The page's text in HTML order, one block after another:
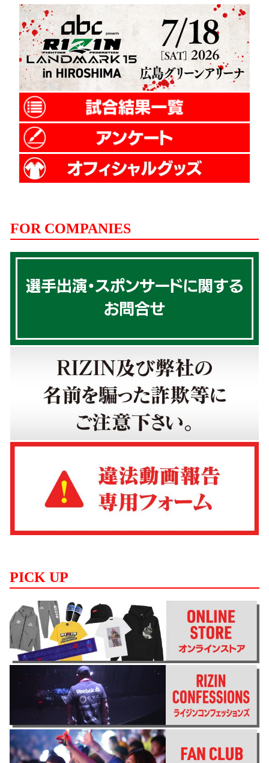
FOR COMPANIES
PICK UP